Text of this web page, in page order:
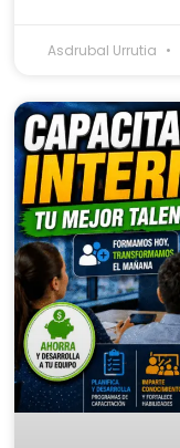
Asdrubal Urrutia